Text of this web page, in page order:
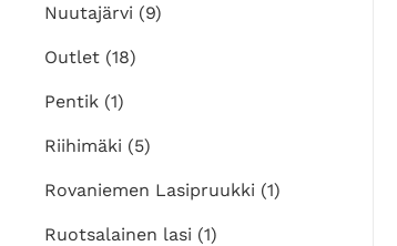
Nuutajärvi (9)
Outlet (18)
Pentik (1)
Riihimäki (5)
Rovaniemen Lasipruukki (1)
Ruotsalainen lasi (1)